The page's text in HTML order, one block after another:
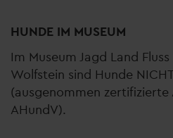
HUNDE IM MUSEUM
Im Museum Jagd Land
Wolfstein sind Hunde
(ausgenommen zertifizierte
AHundV).